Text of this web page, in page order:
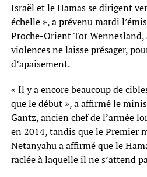
Israël et le Hamas se dirigent
échelle », a prévenu mardi
Proche-Orient Tor Wennesland,
violences ne laisse présager,
d’apaisement.
« Il y a encore beaucoup de
que le début », a affirmé le
Gantz, ancien chef de l’armée
en 2014, tandis que le Premier
Netanyahu a affirmé que le
raclée à laquelle il ne s’attend